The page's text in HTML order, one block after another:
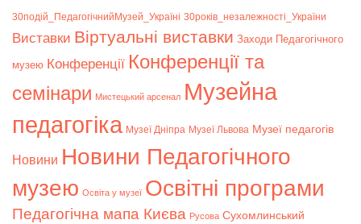
30подій_ПедагогічнийМузей_Україні 30років_незалежності_України
Bиставки Віртуальні виставки Заходи Педагогічного
музею Конференції Конференції та
семінари Мистецький арсенал Музейна
педагогіка Музеї Дніпра Музеї Львова Музеї педагогів
Новини Новини Педагогічного
музею Освіта у музеї Освітні програми
Педагогічна мапа Києва Русова Сухомлинський